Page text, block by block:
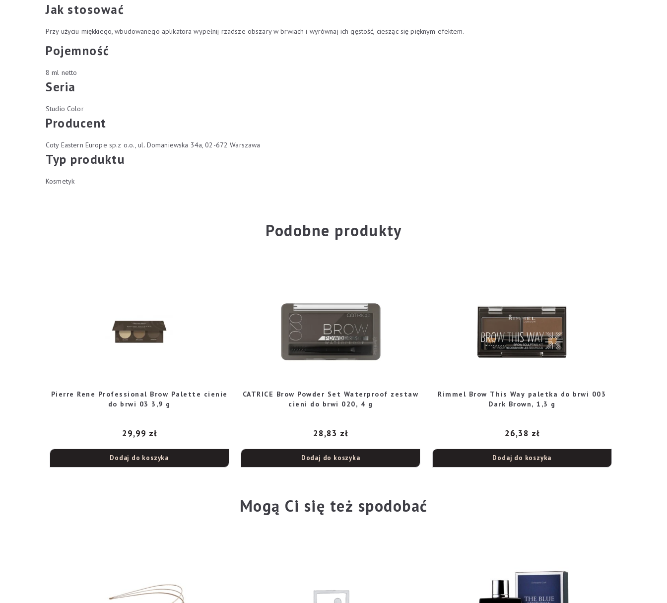
Jak stosować
Przy użyciu miękkiego, wbudowanego aplikatora wypełnij rzadsze obszary w brwiach i wyrównaj ich gęstość, ciesząc się pięknym efektem.
Pojemność
8 ml netto
Seria
Studio Color
Producent
Coty Eastern Europe sp.z o.o., ul. Domaniewska 34a, 02-672 Warszawa
Typ produktu
Kosmetyk
Podobne produkty
Pierre Rene Professional Brow Palette cienie
do brwi 03 3,9 g
29,99 zł
Dodaj do koszyka
CATRICE Brow Powder Set Waterproof zestaw
cieni do brwi 020, 4 g
28,83 zł
Dodaj do koszyka
Rimmel Brow This Way paletka do brwi 003
Dark Brown, 1,3 g
26,38 zł
Dodaj do koszyka
Mogą Ci się też spodobać